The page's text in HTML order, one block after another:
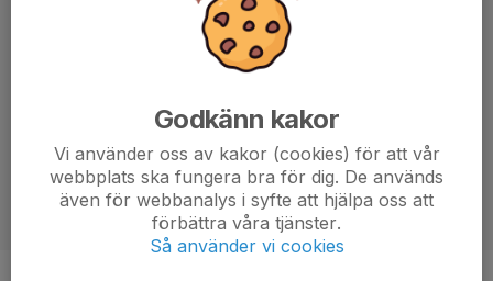
Godkänn kakor
Vi använder oss av kakor (cookies) för att vår
webbplats ska fungera bra för dig. De används
även för webbanalys i syfte att hjälpa oss att
förbättra våra tjänster.
Så använder vi cookies